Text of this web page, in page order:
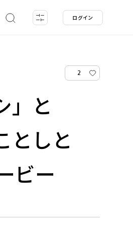
ログイン
2
」と
しと
ビー